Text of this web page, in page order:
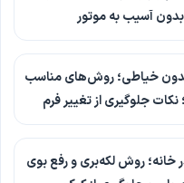
آسیب به موتور
خیاطی؛ روش‌های مناسب
جلوگیری از تغییر فرم
روش لکه‌بری و رفع بوی